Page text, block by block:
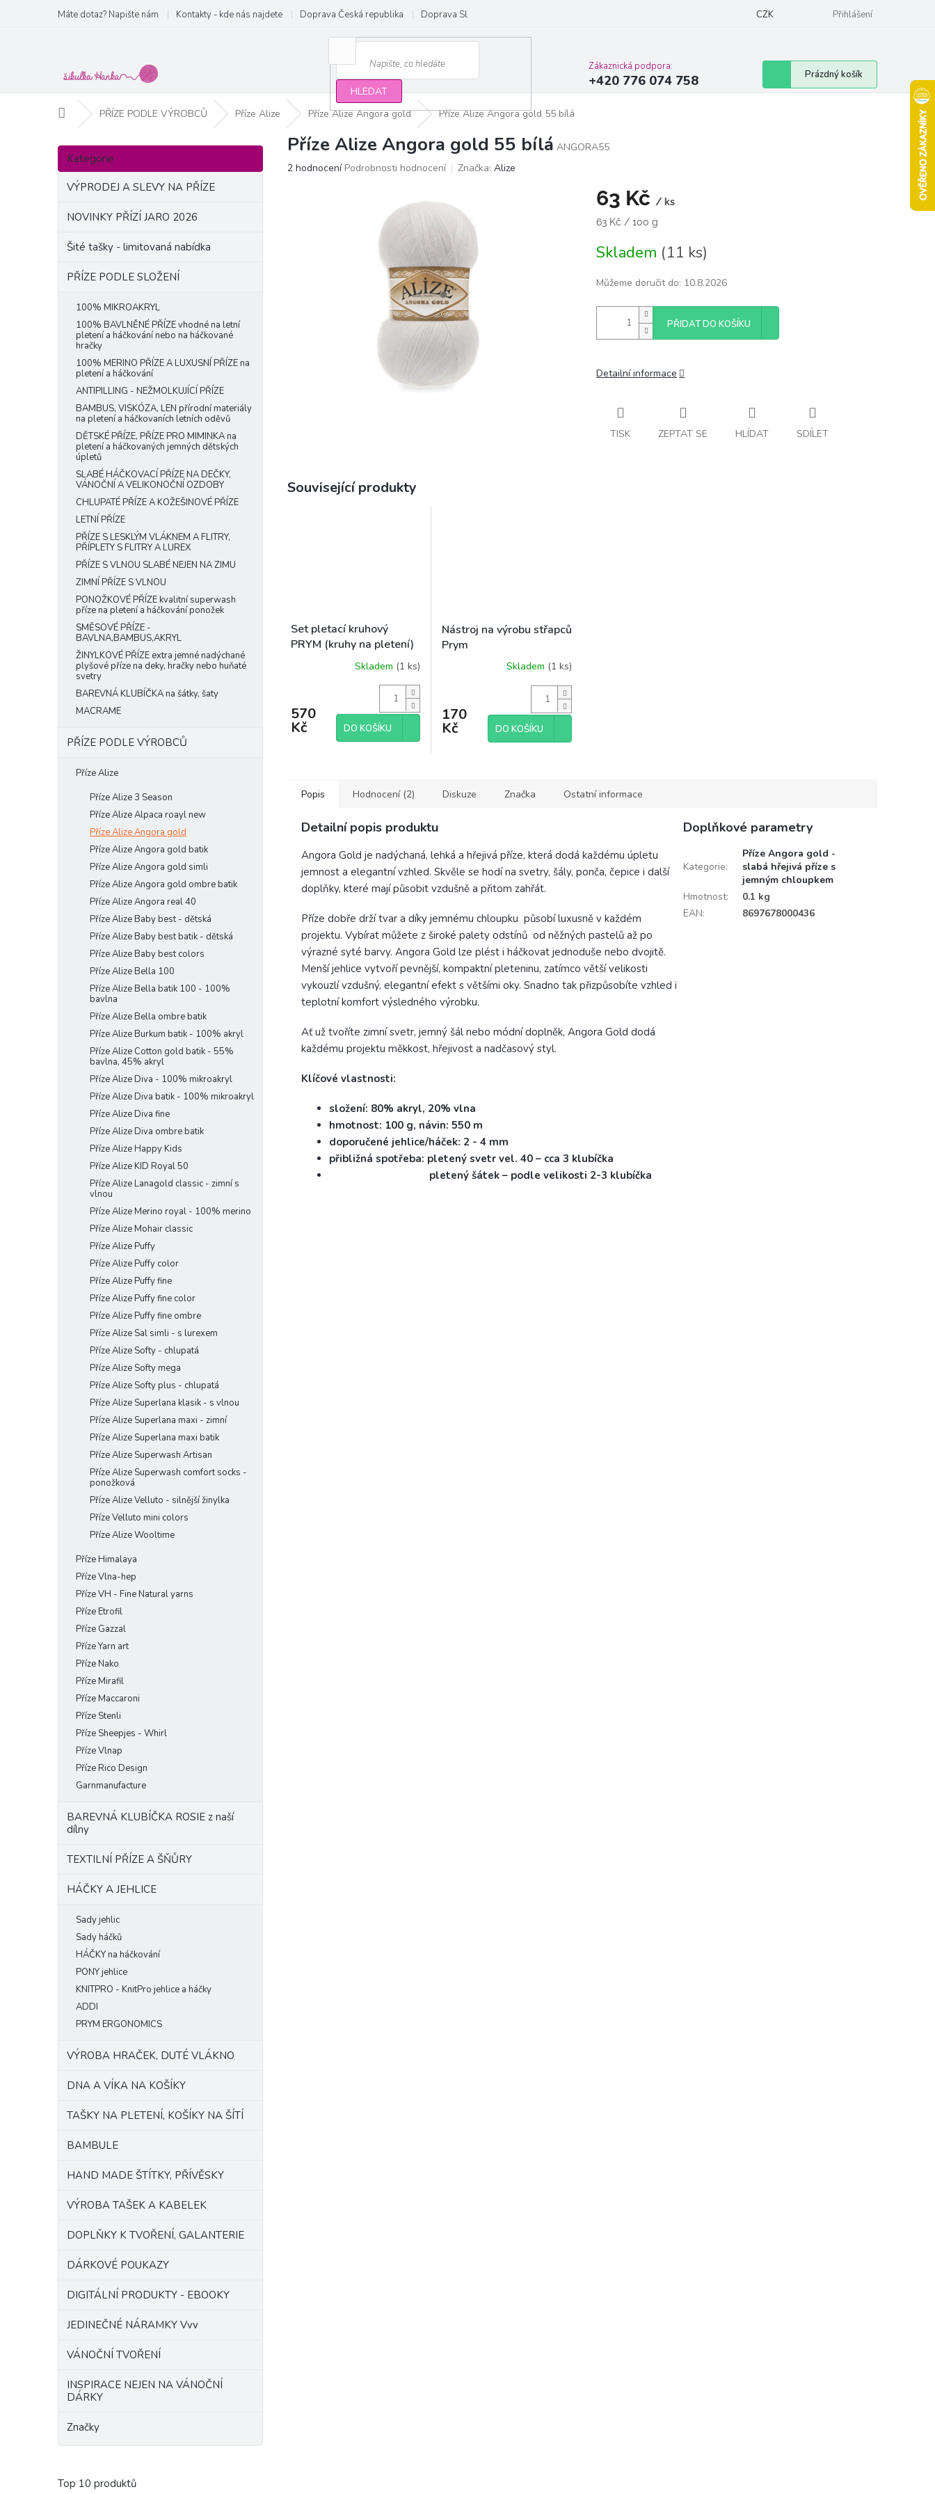
obsah
Máte dotaz? Napište nám Kontakty - kde nás najdete Doprava Česká republika Doprava Slovensko a EU Podmínky ochrany osobních údajů Moje objednávka
CZK Přihlášení
HLEDAT
Zákaznická podpora:
+420 776 074 758
Nákupní
košík
Prázdný košík
Domů PŘÍZE PODLE VÝROBCŮ Příze Alize Příze Alize Angora gold Příze Alize Angora gold 55 bílá
P
s
Přeskočit
kategorie
Kategorie
VÝPRODEJ A SLEVY NA PŘÍZE
NOVINKY PŘÍZÍ JARO 2026
Šité tašky - limitovaná nabídka
PŘÍZE PODLE SLOŽENÍ
100% MIKROAKRYL
100% BAVLNĚNÉ PŘÍZE vhodné na letní
pletení a háčkování nebo na háčkované
hračky
100% MERINO PŘÍZE A LUXUSNÍ PŘÍZE na
pletení a háčkování
ANTIPILLING - NEŽMOLKUJÍCÍ PŘÍZE
BAMBUS, VISKÓZA, LEN přírodní materiály
na pletení a háčkovaních letních oděvů
DĚTSKÉ PŘÍZE, PŘÍZE PRO MIMINKA na
pletení a háčkovaných jemných dětských
úpletů
SLABÉ HÁČKOVACÍ PŘÍZE NA DEČKY,
VÁNOČNÍ A VELIKONOČNÍ OZDOBY
CHLUPATÉ PŘÍZE A KOŽEŠINOVÉ PŘÍZE
LETNÍ PŘÍZE
PŘÍZE S LESKLÝM VLÁKNEM A FLITRY,
PŘÍPLETY S FLITRY A LUREX
PŘÍZE S VLNOU SLABÉ NEJEN NA ZIMU
ZIMNÍ PŘÍZE S VLNOU
PONOŽKOVÉ PŘÍZE kvalitní superwash
příze na pletení a háčkování ponožek
SMĚSOVÉ PŘÍZE -
BAVLNA,BAMBUS,AKRYL
ŽINYLKOVÉ PŘÍZE extra jemné nadýchané
plyšové příze na deky, hračky nebo huňaté
svetry
BAREVNÁ KLUBÍČKA na šátky, šaty
MACRAME
PŘÍZE PODLE VÝROBCŮ
Příze Alize
Příze Alize 3 Season
Příze Alize Alpaca roayl new
Příze Alize Angora gold
Příze Alize Angora gold batik
Příze Alize Angora gold simli
Příze Alize Angora gold ombre batik
Příze Alize Angora real 40
Příze Alize Baby best - dětská
Příze Alize Baby best batik - dětská
Příze Alize Baby best colors
Příze Alize Bella 100
Příze Alize Bella batik 100 - 100%
bavlna
Příze Alize Bella ombre batik
Příze Alize Burkum batik - 100% akryl
Příze Alize Cotton gold batik - 55%
bavlna, 45% akryl
Příze Alize Diva - 100% mikroakryl
Příze Alize Diva batik - 100% mikroakryl
Příze Alize Diva fine
Příze Alize Diva ombre batik
Příze Alize Happy Kids
Příze Alize KID Royal 50
Příze Alize Lanagold classic - zimní s
vlnou
Příze Alize Merino royal - 100% merino
Příze Alize Mohair classic
Příze Alize Puffy
Příze Alize Puffy color
Příze Alize Puffy fine
Příze Alize Puffy fine color
Příze Alize Puffy fine ombre
Příze Alize Sal simli - s lurexem
Příze Alize Softy - chlupatá
Příze Alize Softy mega
Příze Alize Softy plus - chlupatá
Příze Alize Superlana klasik - s vlnou
Příze Alize Superlana maxi - zimní
Příze Alize Superlana maxi batik
Příze Alize Superwash Artisan
Příze Alize Superwash comfort socks -
ponožková
Příze Alize Velluto - silnější žinylka
Příze Velluto mini colors
Příze Alize Wooltime
Příze Himalaya
Příze Vlna-hep
Příze VH - Fine Natural yarns
Příze Etrofil
Příze Gazzal
Příze Yarn art
Příze Nako
Příze Mirafil
Příze Maccaroni
Příze Stenli
Příze Sheepjes - Whirl
Příze Vlnap
Příze Rico Design
Garnmanufacture
BAREVNÁ KLUBÍČKA ROSIE z naší
dílny
TEXTILNÍ PŘÍZE A ŠŇŮRY
HÁČKY A JEHLICE
Sady jehlic
Sady háčků
HÁČKY na háčkování
PONY jehlice
KNITPRO - KnitPro jehlice a háčky
ADDI
PRYM ERGONOMICS
VÝROBA HRAČEK, DUTÉ VLÁKNO
DNA A VÍKA NA KOŠÍKY
TAŠKY NA PLETENÍ, KOŠÍKY NA ŠÍTÍ
BAMBULE
HAND MADE ŠTÍTKY, PŘÍVĚSKY
VÝROBA TAŠEK A KABELEK
DOPLŇKY K TVOŘENÍ, GALANTERIE
DÁRKOVÉ POUKAZY
DIGITÁLNÍ PRODUKTY - EBOOKY
JEDINEČNÉ NÁRAMKY Vvv
VÁNOČNÍ TVOŘENÍ
INSPIRACE NEJEN NA VÁNOČNÍ
DÁRKY
Značky
Top 10 produktů
Příze Alize Angora gold 55 bílá ANGORA55
Průměrné
2 hodnocení Podrobnosti hodnocení Značka: Alize
63 Kč / ks
Měrná
63 Kč / 100 g
Skladem (11 ks)
Můžeme doručit do: 10.8.2026
PŘIDAT DO KOŠÍKU
Detailní informace
TISK ZEPTAT SE HLÍDAT SDÍLET
Související produkty
Set pletací kruhový
PRYM (kruhy na pletení)
je
4,7
z
Skladem (1 ks)
570
Kč DO KOŠÍKU
Nástroj na výrobu střapců
Prym
Skladem (1 ks)
170
Kč DO KOŠÍKU
Popis Hodnocení (2) Diskuze Značka Ostatní informace
Detailní popis produktu
Angora Gold je nadýchaná, lehká a hřejivá příze, která dodá každému úpletu
jemnost a elegantní vzhled. Skvěle se hodí na svetry, šály, ponča, čepice i další
doplňky, které mají působit vzdušně a přitom zahřát.
Příze dobře drží tvar a díky jemnému chloupku působí luxusně v každém
projektu. Vybírat můžete z široké palety odstínů od něžných pastelů až po
výrazné syté barvy. Angora Gold lze plést i háčkovat jednoduše nebo dvojitě.
Menší jehlice vytvoří pevnější, kompaktní pleteninu, zatímco větší velikosti
vykouzlí vzdušný, elegantní efekt s většími oky. Snadno tak přizpůsobíte vzhled i
teplotní komfort výsledného výrobku.
Ať už tvoříte zimní svetr, jemný šál nebo módní doplněk, Angora Gold dodá
každému projektu měkkost, hřejivost a nadčasový styl.
Klíčové vlastnosti:
složení: 80% akryl, 20% vlna
hmotnost: 100 g, návin: 550 m
doporučené jehlice/háček: 2 - 4 mm
přibližná spotřeba: pletený svetr vel. 40 – cca 3 klubíčka
pletený šátek – podle velikosti 2-3 klubíčka
Doplňkové parametry
Kategorie:
Příze Angora gold -
slabá hřejivá příze s
jemným chloupkem
Hmotnost:
0.1 kg
EAN: 8697678000436